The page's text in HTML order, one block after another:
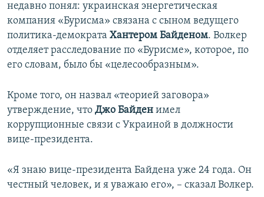
недавно понял: украинская энергетическая
компания «Бурисма» связана с сыном ведущего
политика-демократа Хантером Байденом. Волкер
отделяет расследование по «Бурисме», которое, по
его словам, было бы «целесообразным».
Кроме того, он назвал «теорией заговора»
утверждение, что Джо Байден имел
коррупционные связи с Украиной в должности
вице-президента.
«Я знаю вице-президента Байдена уже 24 года. Он
честный человек, и я уважаю его», – сказал Волкер.